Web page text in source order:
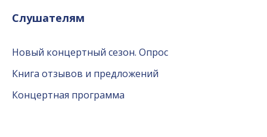
Слушателям
Новый концертный сезон. Опрос
Книга отзывов и предложений
Концертная программа